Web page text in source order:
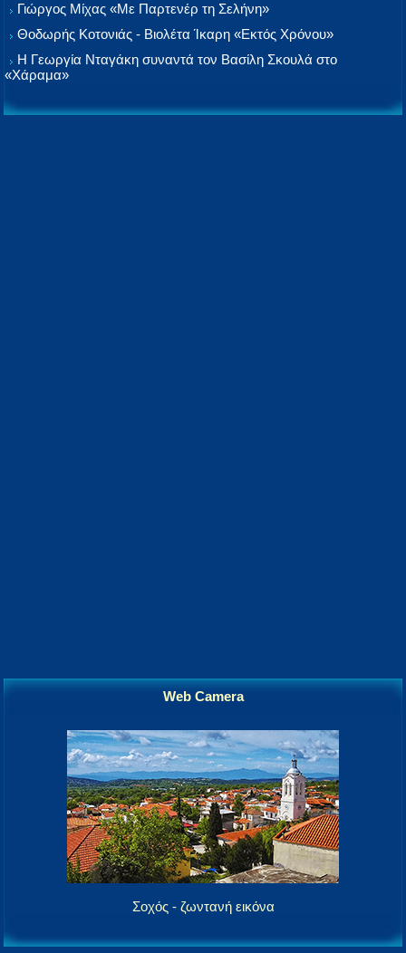
Γιώργος Μίχας «Με Παρτενέρ τη Σελήνη»
Θοδωρής Κοτονιάς - Βιολέτα Ίκαρη «Εκτός Χρόνου»
Η Γεωργία Νταγάκη συναντά τον Βασίλη Σκουλά στο
«Χάραμα»
Web Camera
Σοχός - ζωντανή εικόνα